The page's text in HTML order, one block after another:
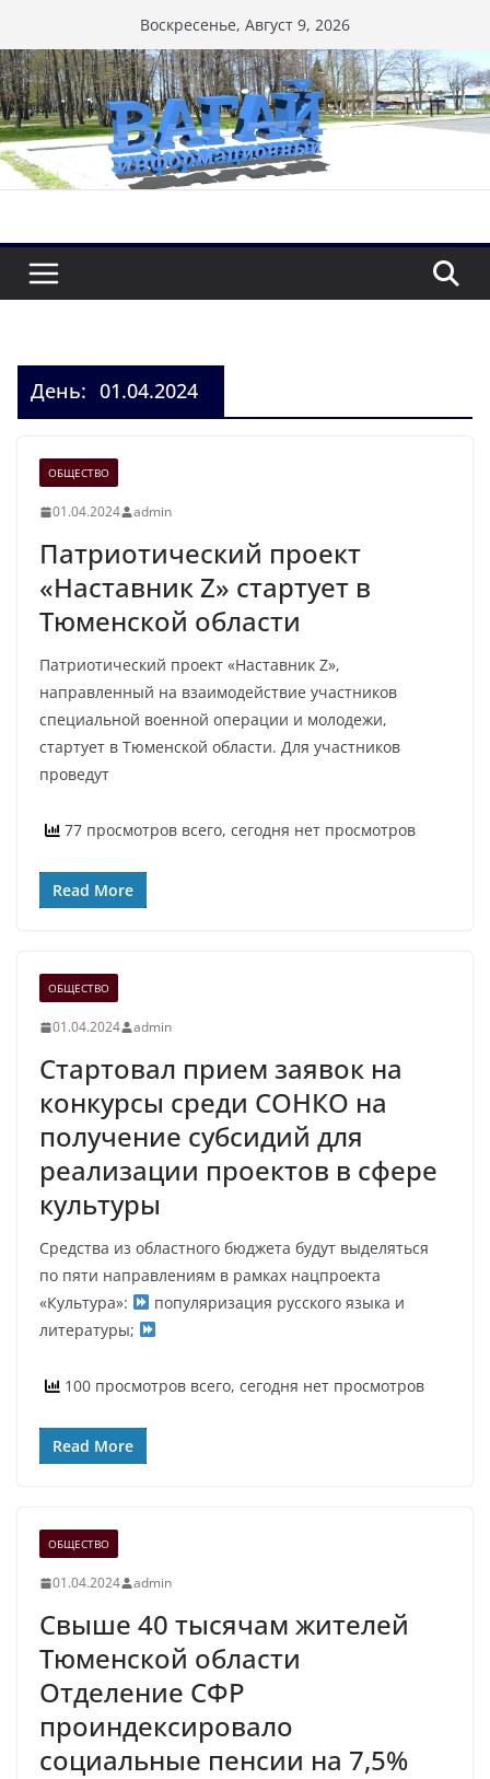
к
содержимому
Воскресенье, Август 9, 2026
День: 01.04.2024
ОБЩЕСТВО
01.04.2024 admin
Патриотический проект
«Наставник Z» стартует в
Тюменской области
Патриотический проект «Наставник Z»,
направленный на взаимодействие участников
специальной военной операции и молодежи,
стартует в Тюменской области. Для участников
проведут
77 просмотров всего, сегодня нет просмотров
Read More
ОБЩЕСТВО
01.04.2024 admin
Стартовал прием заявок на
конкурсы среди СОНКО на
получение субсидий для
реализации проектов в сфере
культуры
Средства из областного бюджета будут выделяться
по пяти направлениям в рамках нацпроекта
«Культура»:
популяризация русского языка и
литературы;
100 просмотров всего, сегодня нет просмотров
Read More
ОБЩЕСТВО
01.04.2024 admin
Свыше 40 тысячам жителей
Тюменской области
Отделение СФР
проиндексировало
социальные пенсии на 7,5%